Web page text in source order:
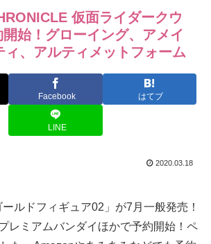
仮面ライダークウ
始！グローイング、アメイ
ィ、アルティメットフォーム
Facebook はてブ
LINE
2020.03.18
ールドフィギュア02」が7月一般発売！
レミアムバンダイほかで予約開始！ペ